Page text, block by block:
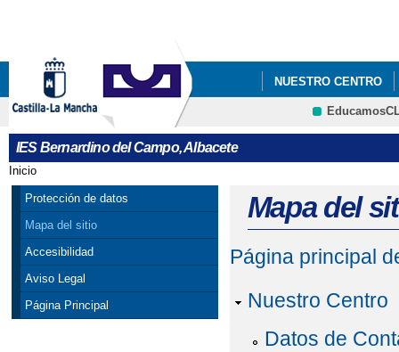
NUESTRO CENTRO
IES Bernardino del Campo, Albacete
Se encuentra usted aquí
Inicio
Protección de datos
Mapa del sitio
Accesibilidad
Aviso Legal
Página Principal
Mapa del
Página principal
Nuestro Centro
Datos de